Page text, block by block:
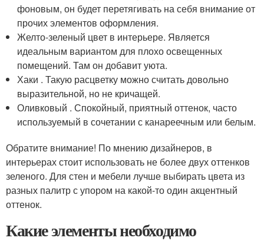
фоновым, он будет перетягивать на себя внимание от
прочих элементов оформления.
Желто-зеленый цвет в интерьере. Является
идеальным вариантом для плохо освещенных
помещений. Там он добавит уюта.
Хаки . Такую расцветку можно считать довольно
выразительной, но не кричащей.
Оливковый . Спокойный, приятный оттенок, часто
используемый в сочетании с канареечным или белым.
Обратите внимание! По мнению дизайнеров, в
интерьерах стоит использовать не более двух оттенков
зеленого. Для стен и мебели лучше выбирать цвета из
разных палитр с упором на какой-то один акцентный
оттенок.
Какие элементы необходимо